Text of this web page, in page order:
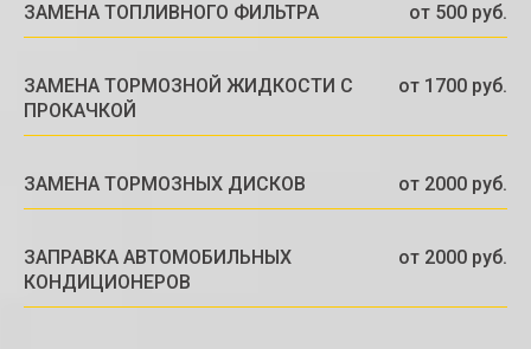
ЗАМЕНА ТОПЛИВНОГО ФИЛЬТРА от 500 руб.
ЗАМЕНА ТОРМОЗНОЙ ЖИДКОСТИ С
ПРОКАЧКОЙ
от 1700 руб.
ЗАМЕНА ТОРМОЗНЫХ ДИСКОВ от 2000 руб.
ЗАПРАВКА АВТОМОБИЛЬНЫХ
КОНДИЦИОНЕРОВ
от 2000 руб.